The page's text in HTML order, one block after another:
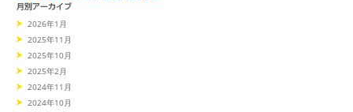
2026年1月
2025年11月
2025年10月
2025年2月
2024年11月
2024年10月